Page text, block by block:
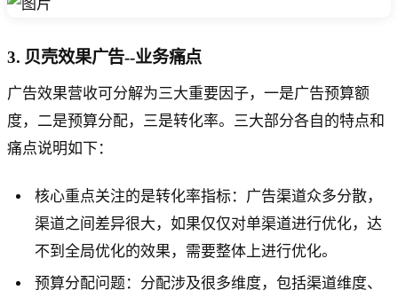
3. 贝壳效果广告--业务痛点
广告效果营收可分解为三大重要因子，一是广告预算额
度，二是预算分配，三是转化率。三大部分各自的特点和
痛点说明如下：
核心重点关注的是转化率指标：广告渠道众多分散，
渠道之间差异很大，如果仅仅对单渠道进行优化，达
不到全局优化的效果，需要整体上进行优化。
预算分配问题：分配涉及很多维度，包括渠道维度、